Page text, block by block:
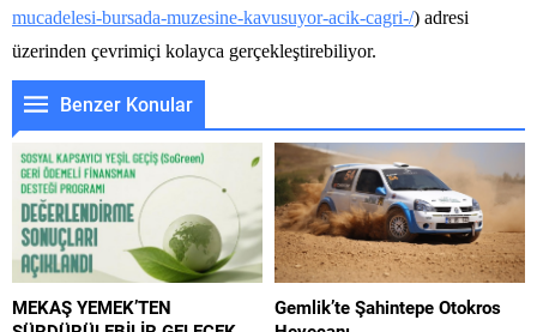
mucadelesi-bursada-muzesine-kavusuyor-acik-cagri-/) adresi
üzerinden çevrimiçi kolayca gerçekleştirebiliyor.
Benzer Konular
MEKAŞ YEMEK’TEN
Gemlik’te Şahintepe Otokros